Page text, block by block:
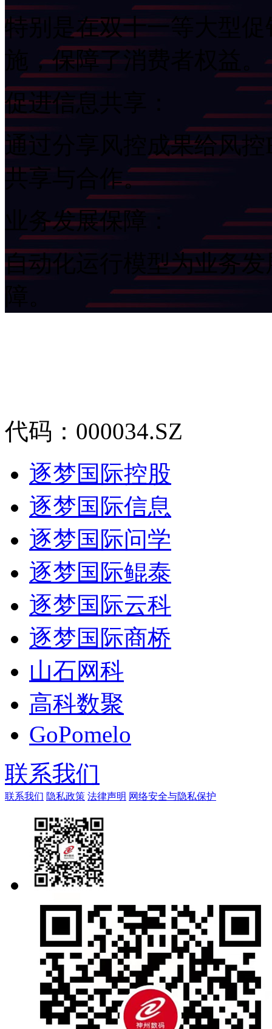
特别是在双十一等大型促
施，保障了消费者权益。
促进信息共享：
通过分享风控成果给风
共享与合作。
业务发展保障：
自动化运行模型为业务
代码：000034.SZ
逐梦国际控股
逐梦国际信息
逐梦国际问学
逐梦国际鲲泰
逐梦国际云科
逐梦国际商桥
山石网科
高科数聚
GoPomelo
联系我们
联系我们 隐私政策 法律声明 网络安全与隐私保护